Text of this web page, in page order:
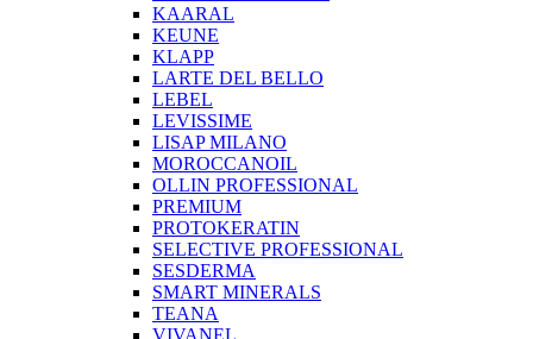
KAARAL
KEUNE
KLAPP
LARTE DEL BELLO
LEBEL
LEVISSIME
LISAP MILANO
MOROCCANOIL
OLLIN PROFESSIONAL
PREMIUM
PROTOKERATIN
SELECTIVE PROFESSIONAL
SESDERMA
SMART MINERALS
TEANA
VIVANEL